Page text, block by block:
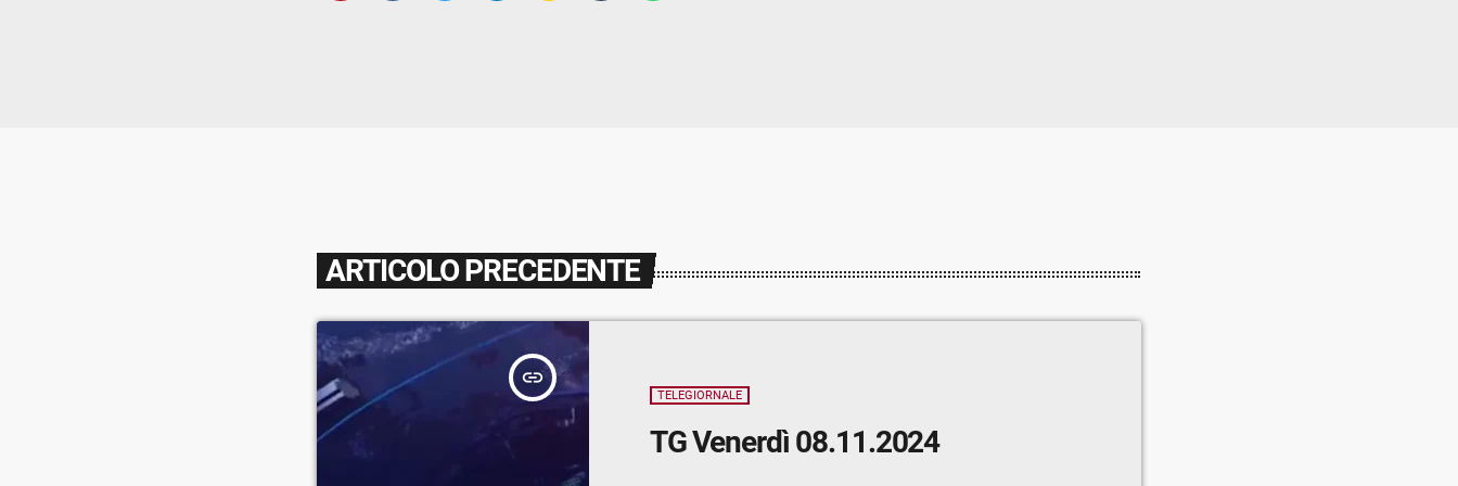
ARTICOLO PRECEDENTE
insert_link
TELEGIORNALE
TG Venerdì 08.11.2024